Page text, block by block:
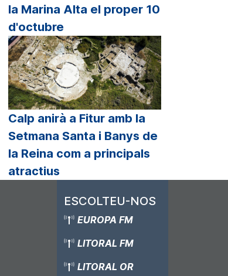
la Marina Alta el proper 10
d'octubre
Calp anirà a Fitur amb la
Setmana Santa i Banys de
la Reina com a principals
atractius
ESCOLTEU-NOS
EUROPA FM
LITORAL FM
LITORAL OR